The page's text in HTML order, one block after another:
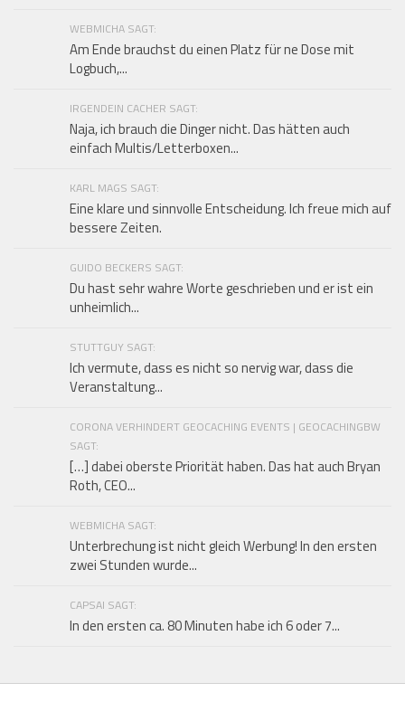
WEBMICHA SAGT:
Am Ende brauchst du einen Platz für ne Dose mit
Logbuch,...
IRGENDEIN CACHER SAGT:
Naja, ich brauch die Dinger nicht. Das hätten auch
einfach Multis/Letterboxen...
KARL MAGS SAGT:
Eine klare und sinnvolle Entscheidung. Ich freue mich auf
bessere Zeiten.
GUIDO BECKERS SAGT:
Du hast sehr wahre Worte geschrieben und er ist ein
unheimlich...
STUTTGUY SAGT:
Ich vermute, dass es nicht so nervig war, dass die
Veranstaltung...
CORONA VERHINDERT GEOCACHING EVENTS | GEOCACHINGBW
SAGT:
[…] dabei oberste Priorität haben. Das hat auch Bryan
Roth, CEO...
WEBMICHA SAGT:
Unterbrechung ist nicht gleich Werbung! In den ersten
zwei Stunden wurde...
CAPSAI SAGT:
In den ersten ca. 80 Minuten habe ich 6 oder 7...